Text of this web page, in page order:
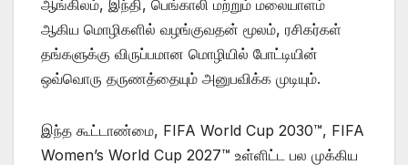
ஆங்கிலம், இந்தி, பெங்காலி மற்றும் மலையாளம்
ஆகிய மொழிகளில் வழங்குவதன் மூலம், ரசிகர்கள்
தங்களுக்கு விருப்பமான மொழியில் போட்டியின்
ஒவ்வொரு தருணத்தையும் அனுபவிக்க முடியும்.
இந்த கூட்டாண்மை, FIFA World Cup 2030™️, FIFA
Women’s World Cup 2027™️ உள்ளிட்ட பல முக்கிய